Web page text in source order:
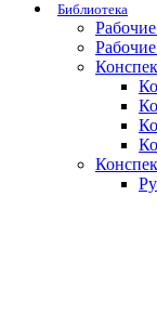
Библиотека